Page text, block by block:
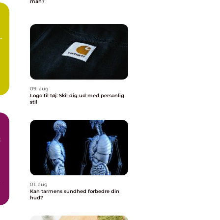
09. aug
Logo til tøj: Skil dig ud med personlig
stil
01. aug
Kan tarmens sundhed forbedre din
hud?